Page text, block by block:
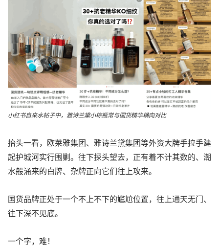
小红书自来水帖子中，雅诗兰黛小棕瓶常与国货精华横向对比
抬头一看，欧莱雅集团、雅诗兰黛集团等外资大牌手拉手建
起护城河实行围剿。往下探头望去，正有着不计其数的、潮
水般涌来的白牌、杂牌正向它们往上攻来。
国货品牌正处于一个不上不下的尴尬位置，往上通天无门、
往下深不见底。
一个字，难！